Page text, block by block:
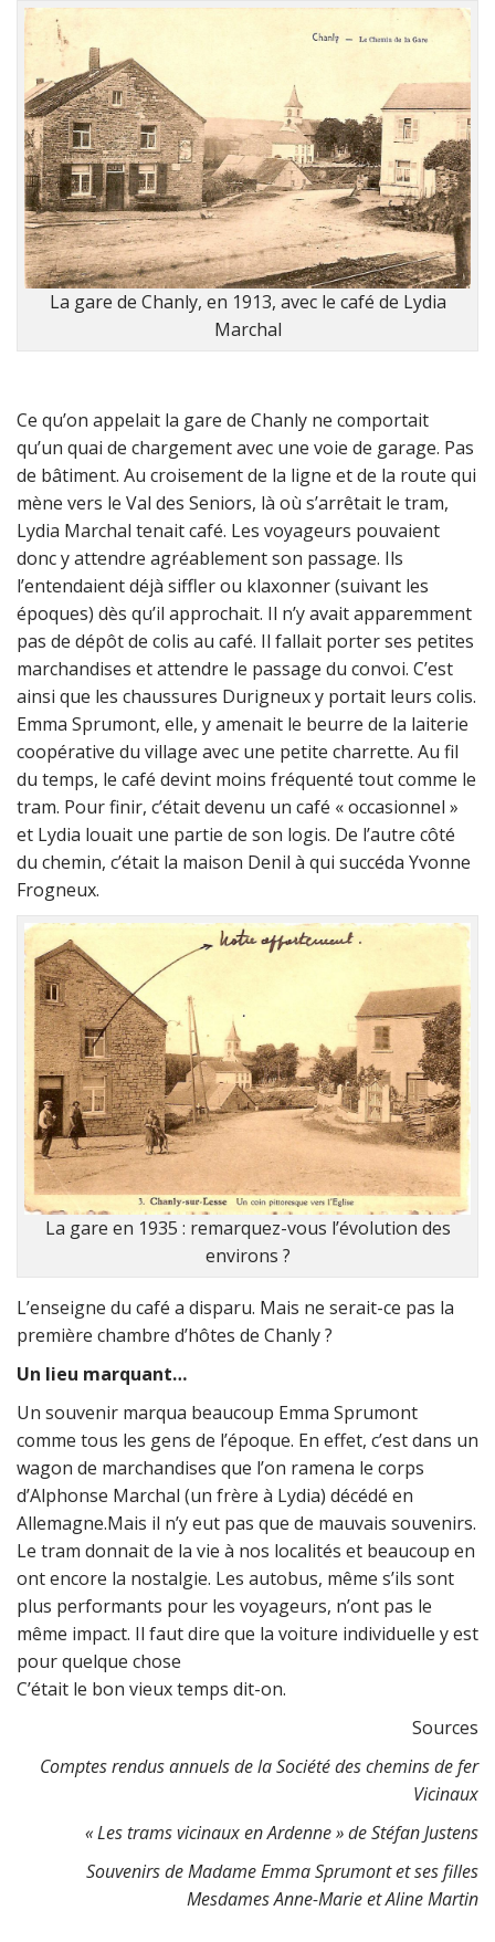
La gare de Chanly, en 1913, avec le café de Lydia
Marchal
Ce qu’on appelait la gare de Chanly ne comportait
qu’un quai de chargement avec une voie de garage. Pas
de bâtiment. Au croisement de la ligne et de la route qui
mène vers le Val des Seniors, là où s’arrêtait le tram,
Lydia Marchal tenait café. Les voyageurs pouvaient
donc y attendre agréablement son passage. Ils
l’entendaient déjà siffler ou klaxonner (suivant les
époques) dès qu’il approchait. Il n’y avait apparemment
pas de dépôt de colis au café. Il fallait porter ses petites
marchandises et attendre le passage du convoi. C’est
ainsi que les chaussures Durigneux y portait leurs colis.
Emma Sprumont, elle, y amenait le beurre de la laiterie
coopérative du village avec une petite charrette. Au fil
du temps, le café devint moins fréquenté tout comme le
tram. Pour finir, c’était devenu un café « occasionnel »
et Lydia louait une partie de son logis. De l’autre côté
du chemin, c’était la maison Denil à qui succéda Yvonne
Frogneux.
La gare en 1935 : remarquez-vous l’évolution des
environs ?
L’enseigne du café a disparu. Mais ne serait-ce pas la
première chambre d’hôtes de Chanly ?
Un lieu marquant…
Un souvenir marqua beaucoup Emma Sprumont
comme tous les gens de l’époque. En effet, c’est dans un
wagon de marchandises que l’on ramena le corps
d’Alphonse Marchal (un frère à Lydia) décédé en
Allemagne.Mais il n’y eut pas que de mauvais souvenirs.
Le tram donnait de la vie à nos localités et beaucoup en
ont encore la nostalgie. Les autobus, même s’ils sont
plus performants pour les voyageurs, n’ont pas le
même impact. Il faut dire que la voiture individuelle y est
pour quelque chose
C’était le bon vieux temps dit-on.
Sources
Comptes rendus annuels de la Société des chemins de fer
Vicinaux
« Les trams vicinaux en Ardenne » de Stéfan Justens
Souvenirs de Madame Emma Sprumont et ses filles
Mesdames Anne-Marie et Aline Martin